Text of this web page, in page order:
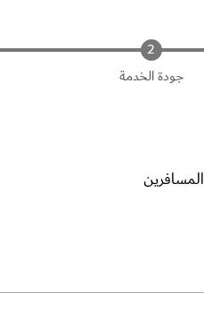
جودة الخدمة
المسافرين